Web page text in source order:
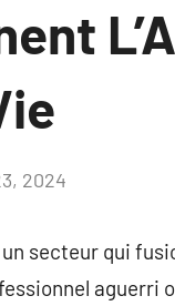
2024
secteur qui